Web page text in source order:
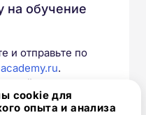
на обучение
и отправьте по
.
номер телефон.
и утонит все
cookie для
опыта и анализа